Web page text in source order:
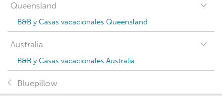
Queensland
B&B y Casas vacacionales Queensland
Australia
B&B y Casas vacacionales Australia
Bluepillow